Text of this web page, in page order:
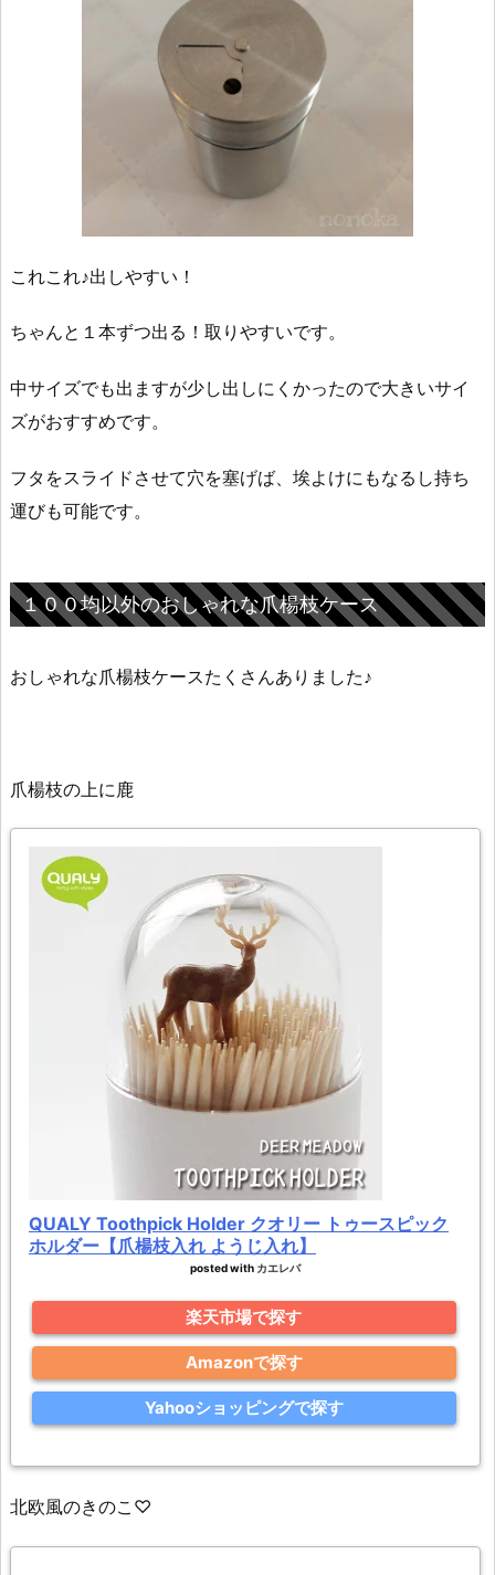
これこれ♪出しやすい！
ちゃんと１本ずつ出る！取りやすいです。
中サイズでも出ますが少し出しにくかったので大きいサイ
ズがおすすめです。
フタをスライドさせて穴を塞げば、埃よけにもなるし持ち
運びも可能です。
１００均以外のおしゃれな爪楊枝ケース
おしゃれな爪楊枝ケースたくさんありました♪
爪楊枝の上に鹿
QUALY Toothpick Holder クオリー トゥースピック
ホルダー【爪楊枝入れ ようじ入れ】
posted with カエレバ
楽天市場で探す
Amazonで探す
Yahooショッピングで探す
北欧風のきのこ♡